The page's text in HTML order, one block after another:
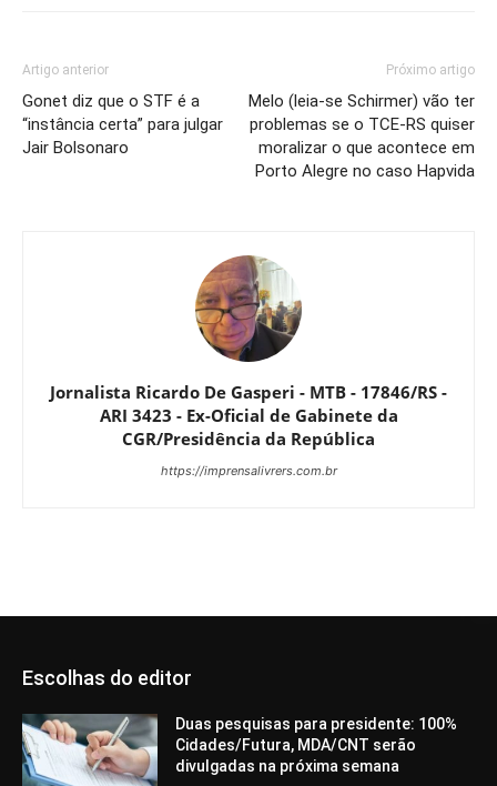
Artigo anterior
Gonet diz que o STF é a
“instância certa” para julgar
Jair Bolsonaro
Próximo artigo
Melo (leia-se Schirmer) vão ter
problemas se o TCE-RS quiser
moralizar o que acontece em
Porto Alegre no caso Hapvida
Jornalista Ricardo De Gasperi - MTB - 17846/RS -
ARI 3423 - Ex-Oficial de Gabinete da
CGR/Presidência da República
https://imprensalivrers.com.br
Escolhas do editor
Duas pesquisas para presidente: 100%
Cidades/Futura, MDA/CNT serão
divulgadas na próxima semana